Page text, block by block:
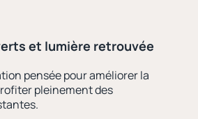
et lumière retrouvée
pensée pour améliorer la
pleinement des